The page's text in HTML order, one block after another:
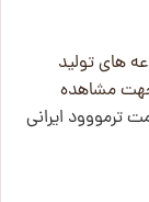
های تولید
جهت مشاهده
ترمووود ایرانی